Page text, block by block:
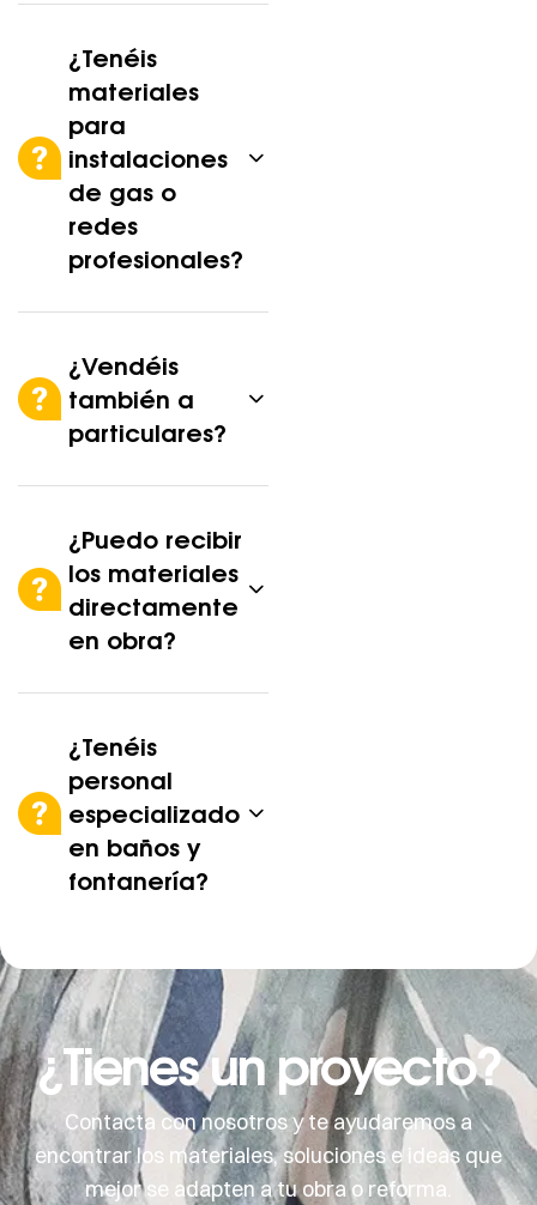
¿Tenéis
materiales
para
instalaciones
de gas o
redes
profesionales?
¿Vendéis
también a
particulares?
¿Puedo recibir
los materiales
directamente
en obra?
¿Tenéis
personal
especializado
en baños y
fontanería?
¿Tienes un proyecto?
Contacta con nosotros y te ayudaremos a
encontrar los materiales, soluciones e ideas que
mejor se adapten a tu obra o reforma.